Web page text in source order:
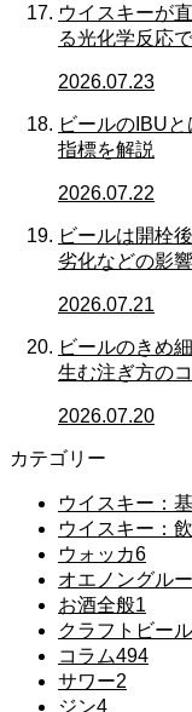
ウイスキーが
る光化学反応
2026.07.23
ビールのIBU
指標を解説
2026.07.22
ビールは開栓
劣化などの影
2026.07.21
ビールのきめ
生む注ぎ方の
2026.07.20
カテゴリー
ウイスキー：
ウイスキー：
ウォッカ6
オエノングル
お酒全般1
クラフトビー
コラム494
サワー2
ジン4